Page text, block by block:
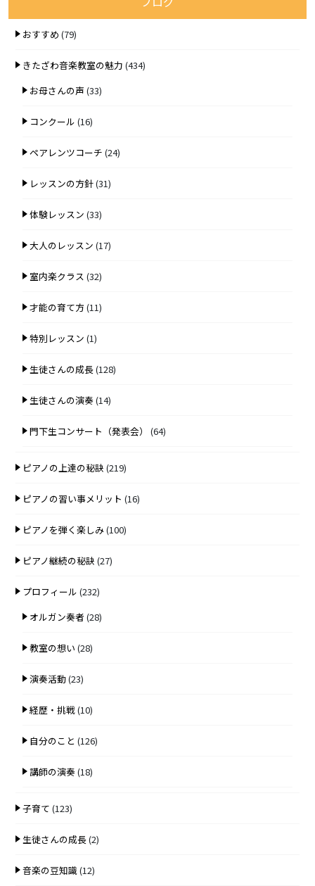
おすすめ (79)
きたざわ音楽教室の魅力 (434)
お母さんの声 (33)
コンクール (16)
ペアレンツコーチ (24)
レッスンの方針(31)
体験レッスン (33)
大人のレッスン (17)
室内楽クラス (32)
才能の育て方 (11)
特別レッスン (1)
生徒さんの成長(128)
生徒さんの演奏(14)
門下生コンサート（発表会） (64)
ピアノの上達の秘訣 (219)
ピアノの習い事メリット (16)
ピアノを弾く楽しみ(100)
ピアノ継続の秘訣 (27)
プロフィール (232)
オルガン奏者 (28)
教室の想い (28)
演奏活動(23)
経歴・挑戦(10)
自分のこと (126)
講師の演奏(18)
子育て (123)
生徒さんの成長(2)
音楽の豆知識(12)